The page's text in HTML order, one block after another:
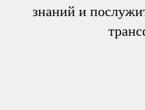
знаний и